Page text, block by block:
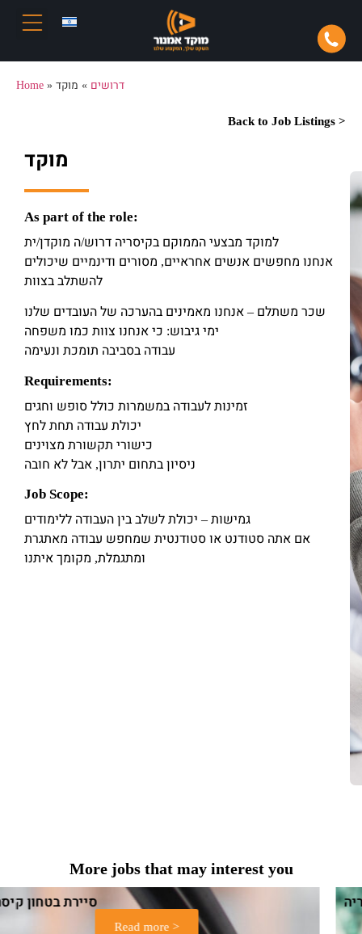
Home » דרושים » מוקד
Back to Job Listings >
מוקד
As part of the role:
למוקד מבצעי הממוקם בקיסריה דרוש/ה מוקדן/ית
אנחנו מחפשים אנשים אחראיים, מסורים ודינמיים שיכולים
להשתלב בצוות
שכר משתלם – אנחנו מאמינים בהערכה של העובדים שלנו
ימי גיבוש: כי אנחנו צוות כמו משפחה
עבודה בסביבה תומכת ונעימה
Requirements:
זמינות לעבודה במשמרות כולל סופש וחגים
יכולת עבודה תחת לחץ
כישורי תקשורת מצוינים
ניסיון בתחום יתרון, אבל לא חובה
Job Scope:
גמישות – יכולת לשלב בין העבודה ללימודים
אם אתה סטודנט או סטודנטית שמחפש עבודה מאתגרת
ומתגמלת, מקומך איתנו
More jobs that may interest you
מוקד בקרה בטחון קיסריה
Read more >